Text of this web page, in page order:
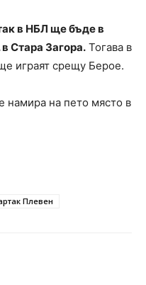
в НБЛ ще бъде в
Стара Загора. Тогава в
играят срещу Берое.
намира на пето място в
Плевен